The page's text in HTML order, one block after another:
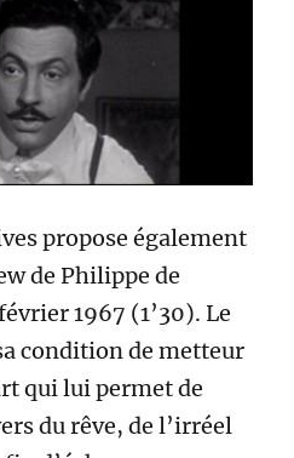
propose également
de Philippe de
1967 (1’30). Le
condition de metteur
qui lui permet de
du rêve, de l’irréel